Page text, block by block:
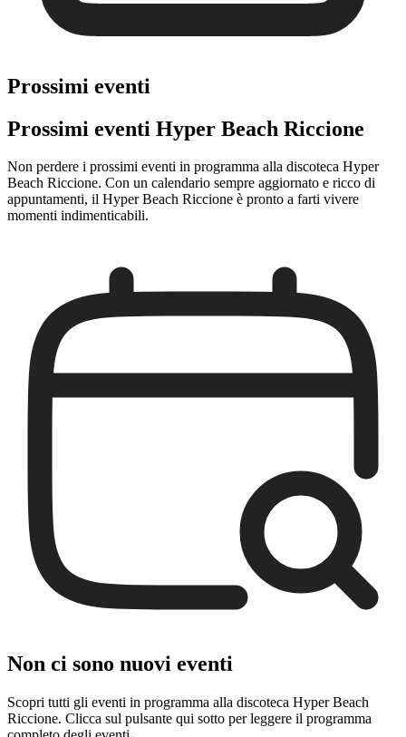
Prossimi eventi
Prossimi eventi Hyper Beach Riccione
Non perdere i prossimi eventi in programma alla discoteca Hyper
Beach Riccione. Con un calendario sempre aggiornato e ricco di
appuntamenti, il Hyper Beach Riccione è pronto a farti vivere
momenti indimenticabili.
Non ci sono nuovi eventi
Scopri tutti gli eventi in programma alla discoteca Hyper Beach
Riccione. Clicca sul pulsante qui sotto per leggere il programma